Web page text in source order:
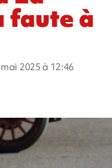
faute à
2025 à 12:46